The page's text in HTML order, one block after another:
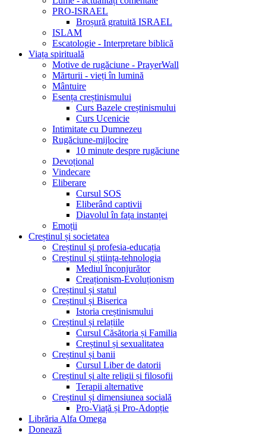
PRO-ISRAEL
Broșură gratuită ISRAEL
ISLAM
Escatologie - Interpretare biblică
Viața spirituală
Motive de rugăciune - PrayerWall
Mărturii - vieți în lumină
Mântuire
Esența creștinismului
Curs Bazele creștinismului
Curs Ucenicie
Intimitate cu Dumnezeu
Rugăciune-mijlocire
10 minute despre rugăciune
Devoțional
Vindecare
Eliberare
Cursul SOS
Eliberând captivii
Diavolul în fața instanței
Emoții
Creștinul și societatea
Creștinul și profesia-educația
Creștinul și știința-tehnologia
Mediul înconjurător
Creaționism-Evoluționism
Creștinul și statul
Creștinul și Biserica
Istoria creștinismului
Creștinul și relațiile
Cursul Căsătoria și Familia
Creștinul și sexualitatea
Creștinul și banii
Cursul Liber de datorii
Creștinul și alte religii și filosofii
Terapii alternative
Creștinul și dimensiunea socială
Pro-Viață și Pro-Adopție
Librăria Alfa Omega
Donează